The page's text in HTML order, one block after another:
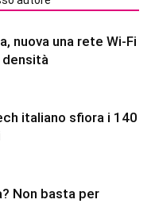
nuova una rete Wi-Fi
italiano sfiora i 140
Non basta per